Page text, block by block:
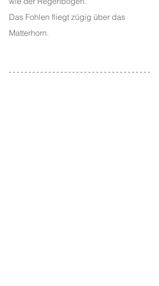
Das Fohlen fliegt zügig über das
Matterhorn.